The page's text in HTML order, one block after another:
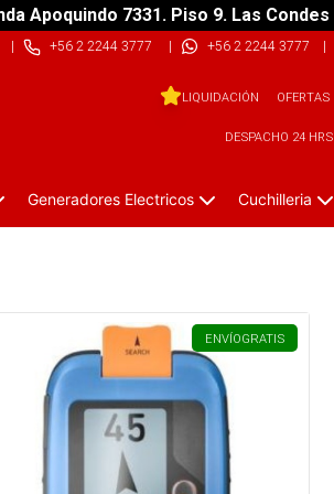
Apoquindo 7331. Piso 9. Las Condes
+56 2 2244 3777 | +56 2 2244 3777 |
LIQUIDACIÓN OFERTAS
DESPACHO 24 HRS
Generadores Electricos Cuchilleria
ENVÍOGRATIS